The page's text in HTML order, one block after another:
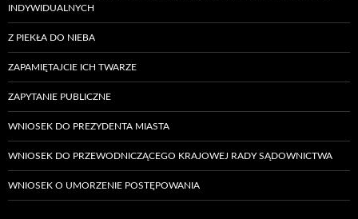
INDYWIDUALNYCH
Z PIEKŁA DO NIEBA
ZAPAMIĘTAJCIE ICH TWARZE
ZAPYTANIE PUBLICZNE
WNIOSEK DO PREZYDENTA MIASTA
WNIOSEK DO PRZEWODNICZĄCEGO KRAJOWEJ RADY SĄDOWNICTWA
WNIOSEK O UMORZENIE POSTĘPOWANIA